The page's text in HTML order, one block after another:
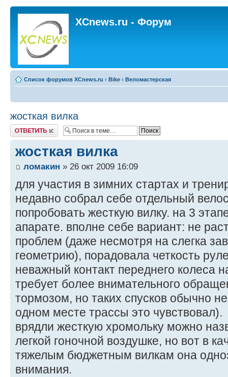
XCnews.ru - Форум
Список форумов XCnews.ru ‹ Bike ‹ Веломастерская
жосткая вилка
Ответить
жосткая вилка
ломакин » 26 окт 2009 16:09
для участия в зимних стартах и
недавно собрал себе отдельный
попробовать жесткую вилку. на 3
апарате. вполне себе вариант: не
проблем (даже несмотря на слегка
геометрию), порадовала четкость
неважный контакт переднего колеса
требует более внимательного
тормозом, но таких спусков обычно
одном месте трассы это чувствовал).
врядли жесткую хромольку можно
легкой гоночной воздушке, но вот в
тяжелым бюджетным вилкам она
внимания.